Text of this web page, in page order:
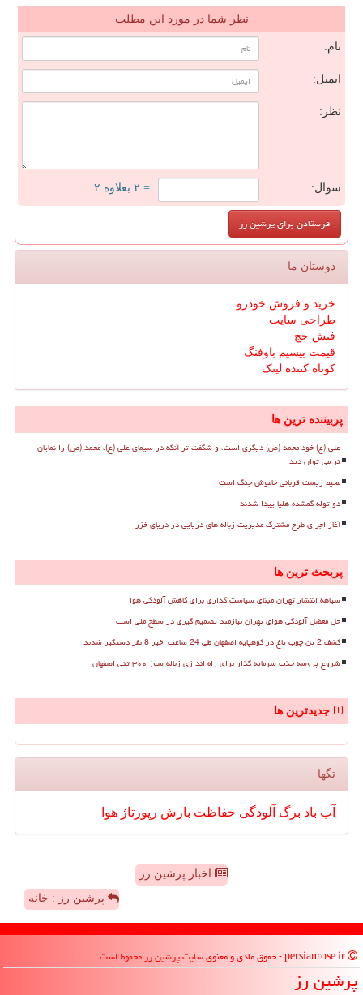
نظر شما در مورد این مطلب
نام:
ایمیل:
نظر:
سوال: = ۲ بعلاوه ۲
دوستان ما
خرید و فروش خودرو
طراحی سایت
فیش حج
قیمت بیسیم باوفنگ
کوتاه کننده لینک
پربیننده ترین ها
علی (ع) خود محمد (ص) دیگری است، و شگفت تر آنکه در سیمای علی (ع)، محمد (ص) را نمایان
تر می توان دید
محیط زیست قربانی خاموش جنگ است
دو توله گمشده هلیا پیدا شدند
آغاز اجرای طرح مشترک مدیریت زباله های دریایی در دریای خزر
پربحث ترین ها
سیاهه انتشار تهران مبنای سیاست گذاری برای کاهش آلودگی هوا
حل معضل آلودگی هوای تهران نیازمند تصمیم گیری در سطح ملی است
کشف 2 تن چوب تاغ در کوهپایه اصفهان طی 24 ساعت اخیر 8 نفر دستگیر شدند
شروع پروسه جذب سرمایه گذار برای راه اندازی زباله سوز ۳۰۰ تنی اصفهان
جدیدترین ها
تگها
آب باد برگ آلودگی حفاظت بارش رپورتاژ هوا
اخبار پرشین رز
پرشین رز : خانه
پرشین رز